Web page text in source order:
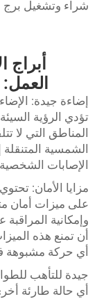
شراء وتشغيل برج
إضاءة جيدة:
تؤدي الرؤية
المناطق التي لا
الشمسية
الإصابات
مزايا الأمان:
على ميزات أمان
وإمكانية
أن تمنع هذه
أي حركة مشبوهة
جيدة للتأهب
أي حالة طارئة